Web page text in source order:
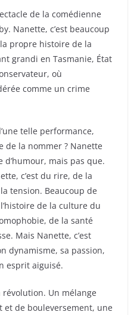
de la comédienne
Nanette, c’est beaucoup
propre histoire de la
grandi en Tasmanie, État
où
comme un crime
telle performance,
de la nommer ? Nanette
mais pas que.
c’est du rire, de la
tension. Beaucoup de
de la culture du
de la santé
Mais Nanette, c’est
dynamisme, sa passion,
esprit aiguisé.
révolution. Un mélange
et de bouleversement, une